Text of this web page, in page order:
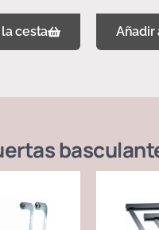
cesta Añadir